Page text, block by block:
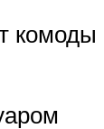
комоды